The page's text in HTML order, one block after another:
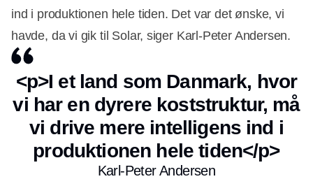
ind i produktionen hele tiden. Det var det ønske, vi
havde, da vi gik til Solar, siger Karl-Peter Andersen.
Annonce
<p>I et land som Danmark, hvor
vi har en dyrere koststruktur, må
vi drive mere intelligens ind i
produktionen hele tiden</p>
Karl-Peter Andersen